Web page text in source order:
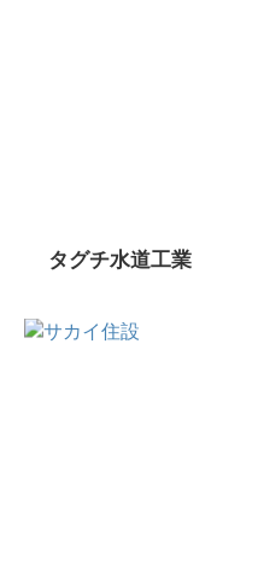
タグチ水道工業